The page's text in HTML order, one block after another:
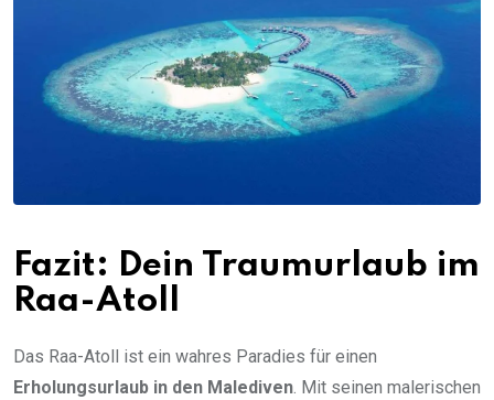
Fazit: Dein Traumurlaub im
Raa-Atoll
Das Raa-Atoll ist ein wahres Paradies für einen
Erholungsurlaub in den Malediven. Mit seinen malerischen